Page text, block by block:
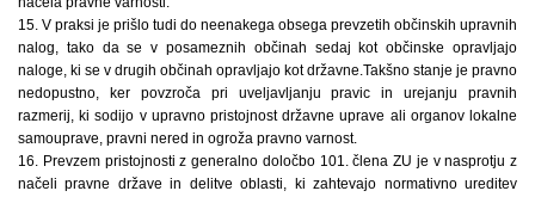
15. V praksi je prišlo tudi do neenakega obsega prevzetih občinskih upravnih
nalog, tako da se v posameznih občinah sedaj kot občinske opravljajo
naloge, ki se v drugih občinah opravljajo kot državne.Takšno stanje je pravno
nedopustno, ker povzroča pri uveljavljanju pravic in urejanju pravnih
razmerij, ki sodijo v upravno pristojnost državne uprave ali organov lokalne
samouprave, pravni nered in ogroža pravno varnost.
16. Prevzem pristojnosti z generalno določbo 101. člena ZU je v nasprotju z
načeli pravne države in delitve oblasti, ki zahtevajo normativno ureditev